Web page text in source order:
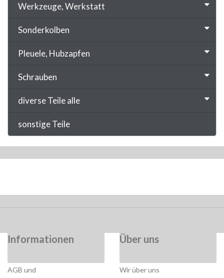
Werkzeuge, Werkstatt
Sonderkolben
Pleuele, Hubzapfen
Schrauben
diverse Teile alle
sonstige Teile
Informationen
AGB und
Über uns
Wir über uns